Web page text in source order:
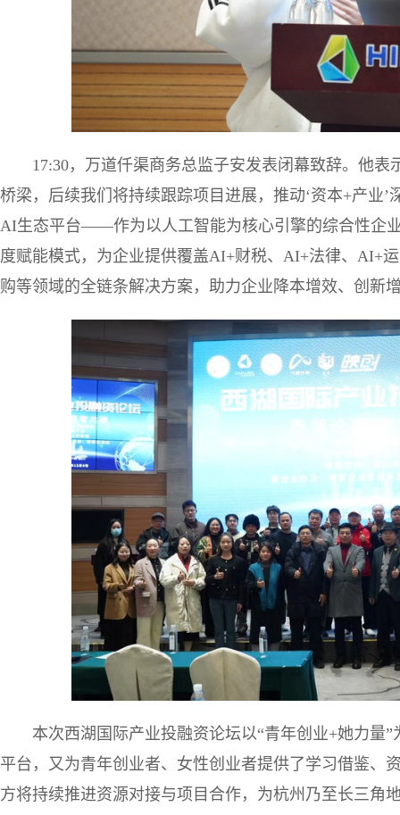
17:30，万道仟渠商务总监子安发表闭幕致辞。他
桥梁，后续我们将持续跟踪项目进展，推动‘资本+产业
AI生态平台——作为以人工智能为核心引擎的综合性企
度赋能模式，为企业提供覆盖AI+财税、AI+法律、AI+
购等领域的全链条解决方案，助力企业降本增效、创新
本次西湖国际产业投融资论坛以“青年创业+她力量
平台，又为青年创业者、女性创业者提供了学习借鉴、
方将持续推进资源对接与项目合作，为杭州乃至长三角